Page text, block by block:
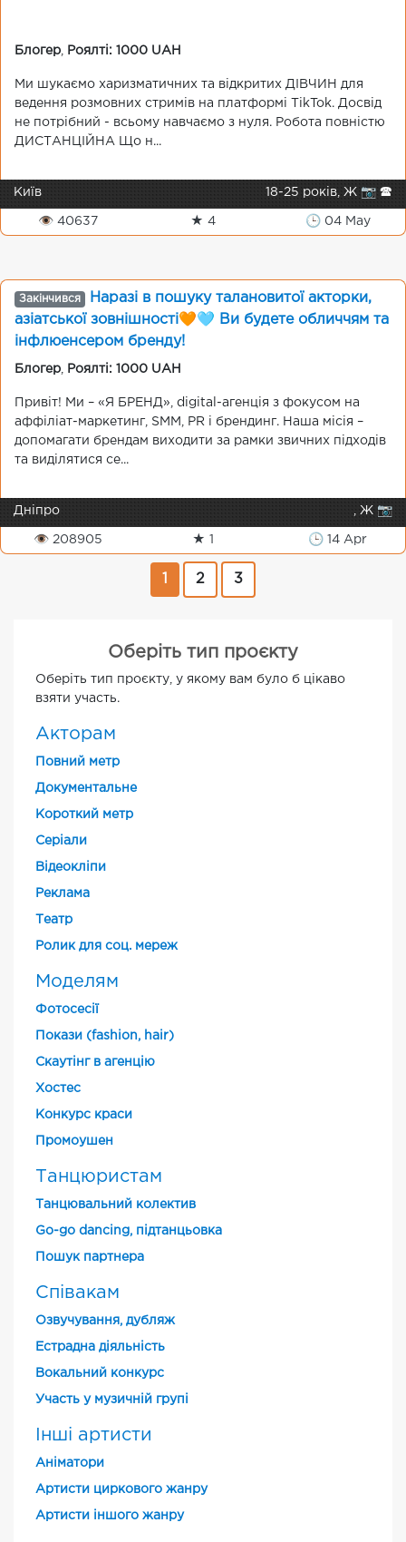
Блогер Роялті: 1000 UAH
Ми шукаємо харизматичних та відкритих ДІВЧИН для
ведення розмовних стримів на платформі TikTok. Досвід
не потрібний - всьому навчаємо з нуля. Робота повністю
ДИСТАНЦІЙНА Що н...
Київ 18-25 років, Ж 📷 🕿
👁 40637 ★ 4 🕒 04 May
Закінчився
Наразі в пошуку талановитої акторки,
азіатської зовнішності🧡🩵 Ви будете обличчям та
інфлюенсером бренду!
Блогер Роялті: 1000 UAH
Привіт! Ми – «Я БРЕНД», digital-агенція з фокусом на
аффіліат-маркетинг, SMM, PR і брендинг. Наша місія –
допомагати брендам виходити за рамки звичних підходів
та виділятися се...
Дніпро , Ж 📷
👁 208905 ★ 1 🕒 14 Apr
2 3
Оберіть тип проєкту
Оберіть тип проєкту, у якому вам було б цікаво
взяти участь.
Акторам
Повний метр
Документальне
Короткий метр
Cеріали
Відеокліпи
Реклама
Театр
Ролик для соц. мереж
Моделям
Фотосесії
Покази (fashion, hair)
Скаутінг в агенцію
Хостес
Конкурс краси
Промоушен
Танцюристам
Танцювальний колектив
Go-go dancing, підтанцьовка
Пошук партнера
Співакам
Озвучування, дубляж
Естрадна діяльність
Вокальний конкурс
Участь у музичній групі
Інші артисти
Аніматори
Артисти циркового жанру
Артисти іншого жанру